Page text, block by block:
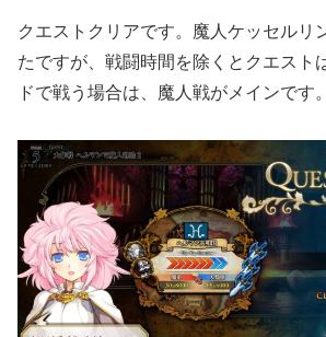
クエストクリアです。魔人ケッセルリ
たですが、戦闘時間を除くとクエスト
ドで戦う場合は、魔人戦がメインです。